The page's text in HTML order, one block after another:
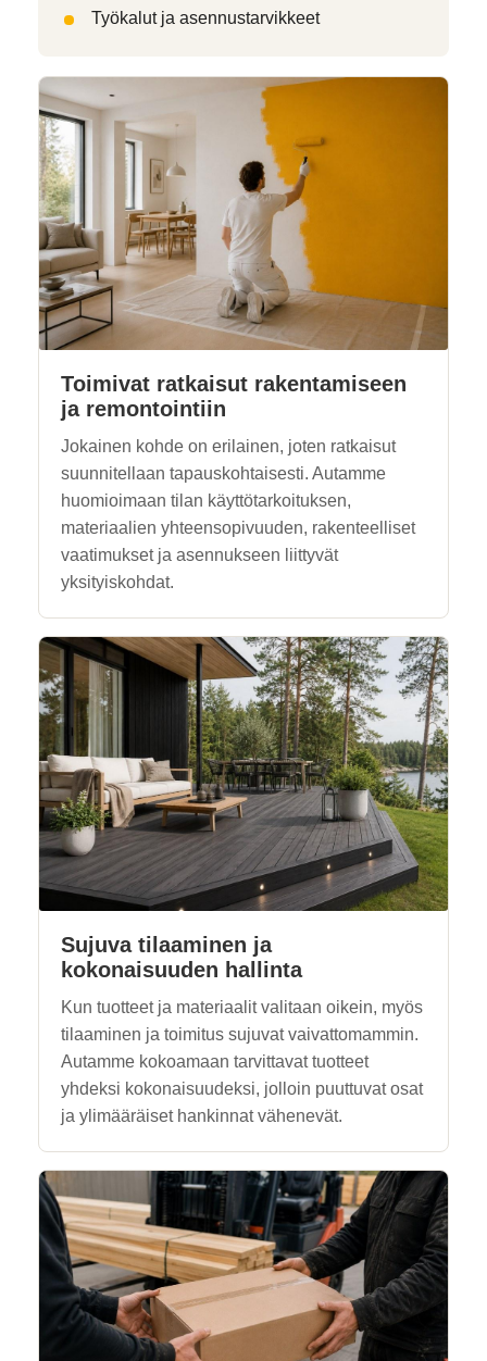
Työkalut ja asennustarvikkeet
Toimivat ratkaisut rakentamiseen
ja remontointiin
Jokainen kohde on erilainen, joten ratkaisut
suunnitellaan tapauskohtaisesti. Autamme
huomioimaan tilan käyttötarkoituksen,
materiaalien yhteensopivuuden, rakenteelliset
vaatimukset ja asennukseen liittyvät
yksityiskohdat.
Sujuva tilaaminen ja
kokonaisuuden hallinta
Kun tuotteet ja materiaalit valitaan oikein, myös
tilaaminen ja toimitus sujuvat vaivattomammin.
Autamme kokoamaan tarvittavat tuotteet
yhdeksi kokonaisuudeksi, jolloin puuttuvat osat
ja ylimääräiset hankinnat vähenevät.